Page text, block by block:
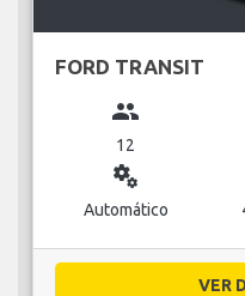
FORD TRANSIT
group
12
miscellaneous_services
Automático
VER